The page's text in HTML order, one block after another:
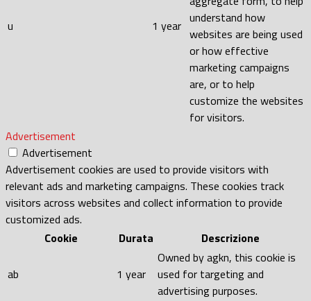
u 1 year understand how
websites are being used
or how effective
marketing campaigns
are, or to help
customize the websites
for visitors.
Advertisement
Advertisement
Advertisement cookies are used to provide visitors with
relevant ads and marketing campaigns. These cookies track
visitors across websites and collect information to provide
customized ads.
Cookie
Durata Descrizione
ab 1 year
Owned by agkn, this cookie is
used for targeting and
advertising purposes.